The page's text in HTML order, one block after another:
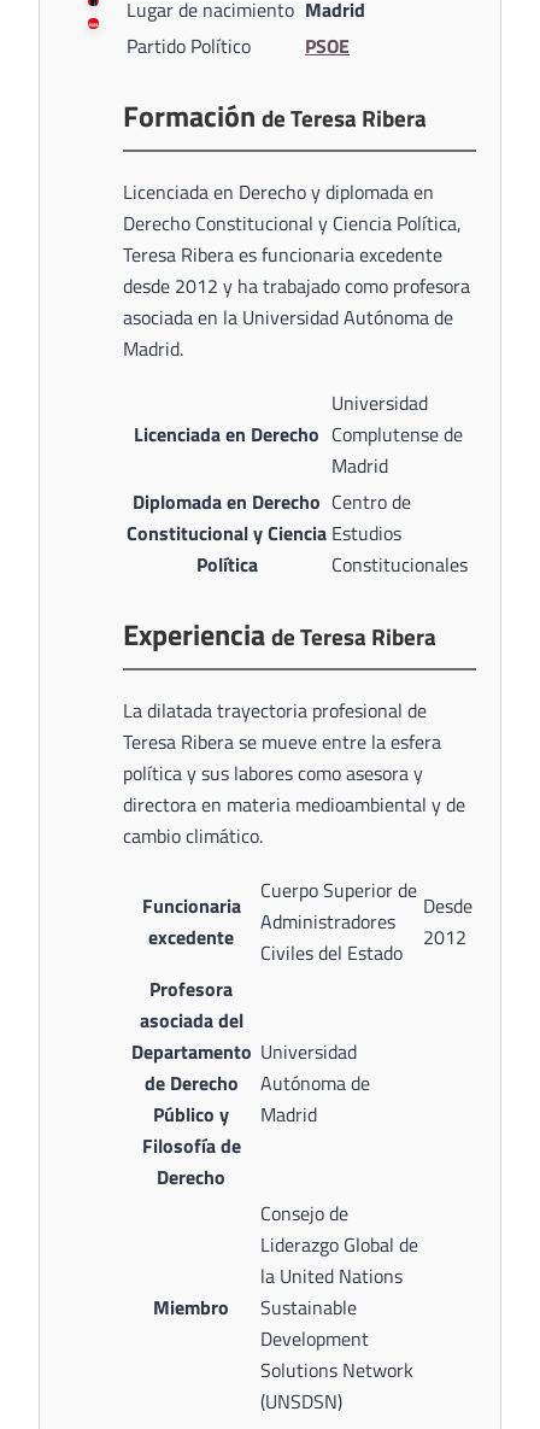
Lugar de nacimiento Madrid
Partido Político
PSOE
Formación de Teresa Ribera
Licenciada en Derecho y diplomada en
Derecho Constitucional y Ciencia Política,
Teresa Ribera es funcionaria excedente
desde 2012 y ha trabajado como profesora
asociada en la Universidad Autónoma de
Madrid.
Licenciada en Derecho
Universidad
Complutense de
Madrid
Diplomada en Derecho
Constitucional y Ciencia
Política
Centro de
Estudios
Constitucionales
Experienciade Teresa Ribera
La dilatada trayectoria profesional de
Teresa Ribera se mueve entre la esfera
política y sus labores como asesora y
directora en materia medioambiental y de
cambio climático.
Funcionaria
excedente
Cuerpo Superior de
Administradores
Civiles del Estado
Desde
2012
Profesora
asociada del
Departamento
de Derecho
Público y
Filosofía de
Derecho
Universidad
Autónoma de
Madrid
Miembro
Consejo de
Liderazgo Global de
la United Nations
Sustainable
Development
Solutions Network
(UNSDSN)